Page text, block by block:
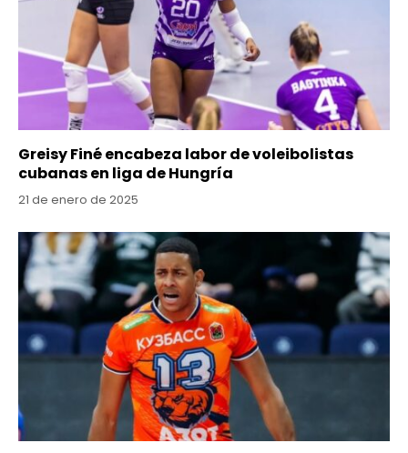
Greisy Finé encabeza labor de voleibolistas
cubanas en liga de Hungría
21 de enero de 2025